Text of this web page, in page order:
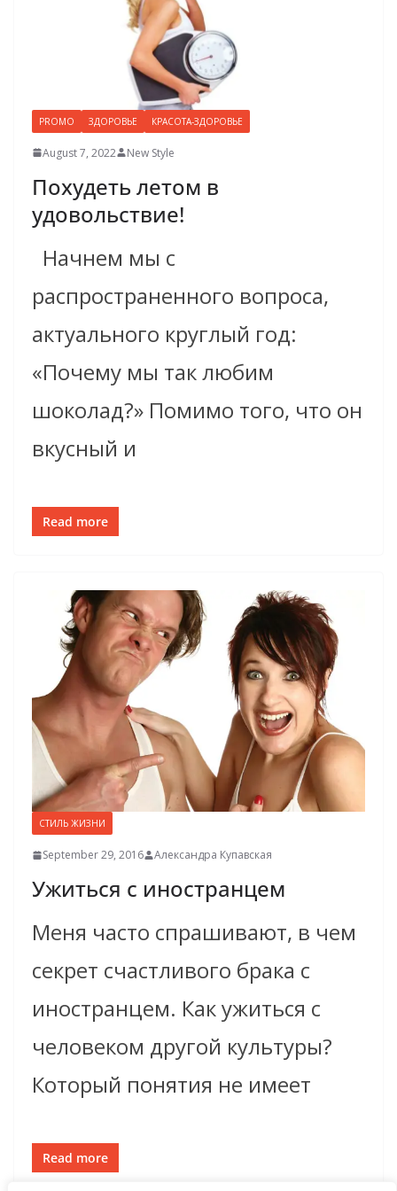
PROMO ЗДОРОВЬЕ КРАСОТА-ЗДОРОВЬЕ
August 7, 2022 New Style
Похудеть летом в
удовольствие!
Начнем мы с
распространенного вопроса,
актуального круглый год:
«Почему мы так любим
шоколад?» Помимо того, что он
вкусный и
Read more
СТИЛЬ ЖИЗНИ
September 29, 2016 Александра Купавская
Ужиться с иностранцем
Меня часто спрашивают, в чем
секрет счастливого брака с
иностранцем. Как ужиться с
человеком другой культуры?
Который понятия не имеет
Read more